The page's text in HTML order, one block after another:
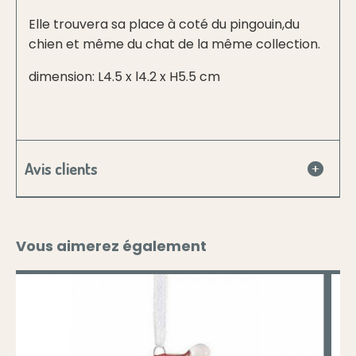
Elle trouvera sa place à coté du pingouin,du
chien et même du chat de la même collection.
dimension: L4.5 x l4.2 x H5.5 cm
Avis clients
Vous aimerez également